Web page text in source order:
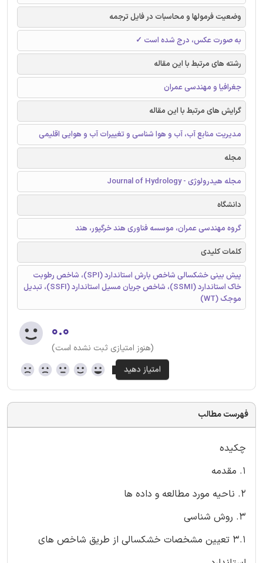
وضعیت فرمولها و محاسبات در فایل ترجمه
به صورت عکس، درج شده است ✓
رشته های مرتبط با این مقاله
جغرافیا و مهندسی عمران
گرایش های مرتبط با این مقاله
مدیریت منابع آب، آب و هوا شناسی و تغییرات آب و هوایی اقلیمی
مجله
مجله هیدرولوژی - Journal of Hydrology
دانشگاه
گروه مهندسی عمران، موسسه فناوری هند خرگپور، هند
کلمات کلیدی
پیش بینی خشکسالی شاخص بارش استاندارد (SPI)، شاخص رطوبت
خاك استاندارد (SSMI)، شاخص جریان مسیل استاندارد (SSFI)، تبدیل
موجک (WT)
۰.۰
(هنوز امتیازی ثبت نشده است)
فهرست مطالب
چکیده
1. مقدمه
2. ناحیه مورد مطالعه و داده ها
3. روش شناسی
3.1 تعیین مشخصات خشکسالی از طریق شاخص های